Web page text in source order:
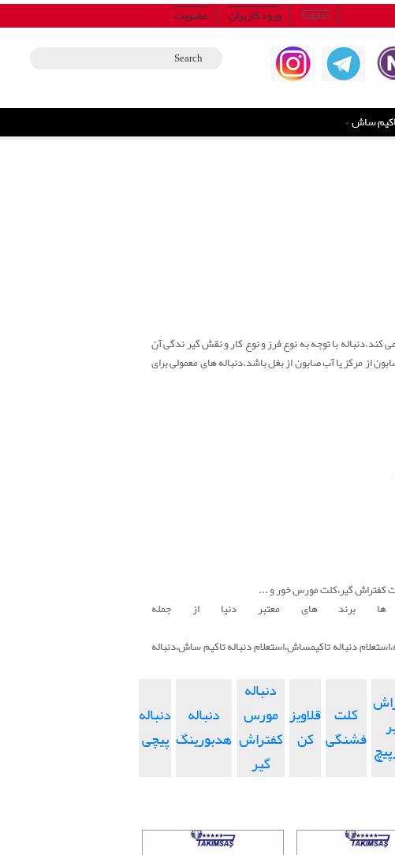
ورود کاربران عضویت English
ساش
کند.دنباله با توجه به نوع فرز و نوع کار و نقش گیر ندگی آن
از مرکز یا آب صابون از بغل باشد.دنباله های معمولی برای
کفتراش گیر،کلت مورس خور و ...
ها برند های معتبر دنیا از جمله
دنباله تاکیمساش،استعلام دنباله تاکیم ساش،دنباله
دنباله
پیچی
دنباله
هدبورینگ
دنباله
مورس
کفتراش
گیر
قلاویز
کن
کلت
فشنگی